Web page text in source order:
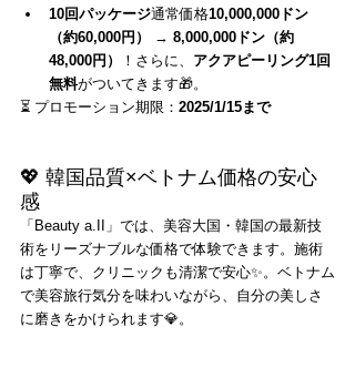
10回パッケージ通常価格10,000,000ドン
（約60,000円）
→ 8,000,000ドン（約
48,000円）
！さらに、 アクアピーリング1回
無料がついてきます🎁。
⏳ プロモーション期限： 2025/1/15まで
💖 韓国品質×ベトナム価格の安心
感
「Beauty a.II」では、美容大国・韓国の最新技
術をリーズナブルな価格で体験できます。施術
は丁寧で、クリニックも清潔で安心✨。ベトナム
で美容旅行気分を味わいながら、自分の美しさ
に磨きをかけられます💎。